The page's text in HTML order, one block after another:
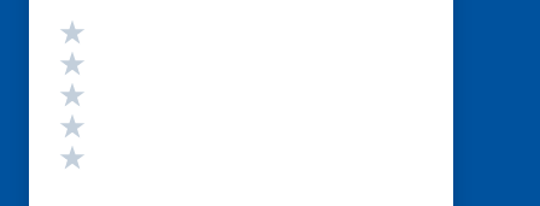
Valutazione